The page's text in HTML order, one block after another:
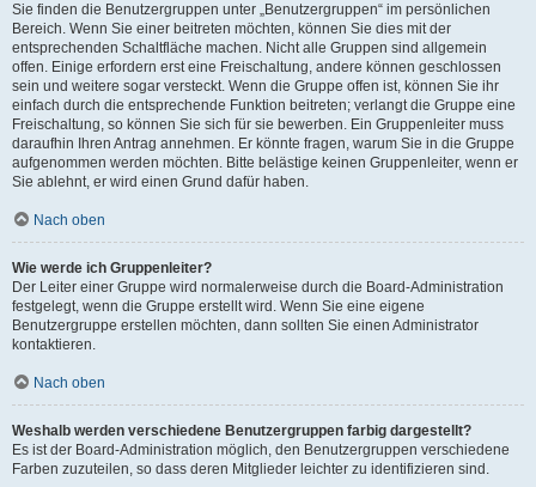
Sie finden die Benutzergruppen unter „Benutzergruppen“ im persönlichen
Bereich. Wenn Sie einer beitreten möchten, können Sie dies mit der
entsprechenden Schaltfläche machen. Nicht alle Gruppen sind allgemein
offen. Einige erfordern erst eine Freischaltung, andere können geschlossen
sein und weitere sogar versteckt. Wenn die Gruppe offen ist, können Sie ihr
einfach durch die entsprechende Funktion beitreten; verlangt die Gruppe eine
Freischaltung, so können Sie sich für sie bewerben. Ein Gruppenleiter muss
daraufhin Ihren Antrag annehmen. Er könnte fragen, warum Sie in die Gruppe
aufgenommen werden möchten. Bitte belästige keinen Gruppenleiter, wenn er
Sie ablehnt, er wird einen Grund dafür haben.
Nach oben
Wie werde ich Gruppenleiter?
Der Leiter einer Gruppe wird normalerweise durch die Board-Administration
festgelegt, wenn die Gruppe erstellt wird. Wenn Sie eine eigene
Benutzergruppe erstellen möchten, dann sollten Sie einen Administrator
kontaktieren.
Nach oben
Weshalb werden verschiedene Benutzergruppen farbig dargestellt?
Es ist der Board-Administration möglich, den Benutzergruppen verschiedene
Farben zuzuteilen, so dass deren Mitglieder leichter zu identifizieren sind.